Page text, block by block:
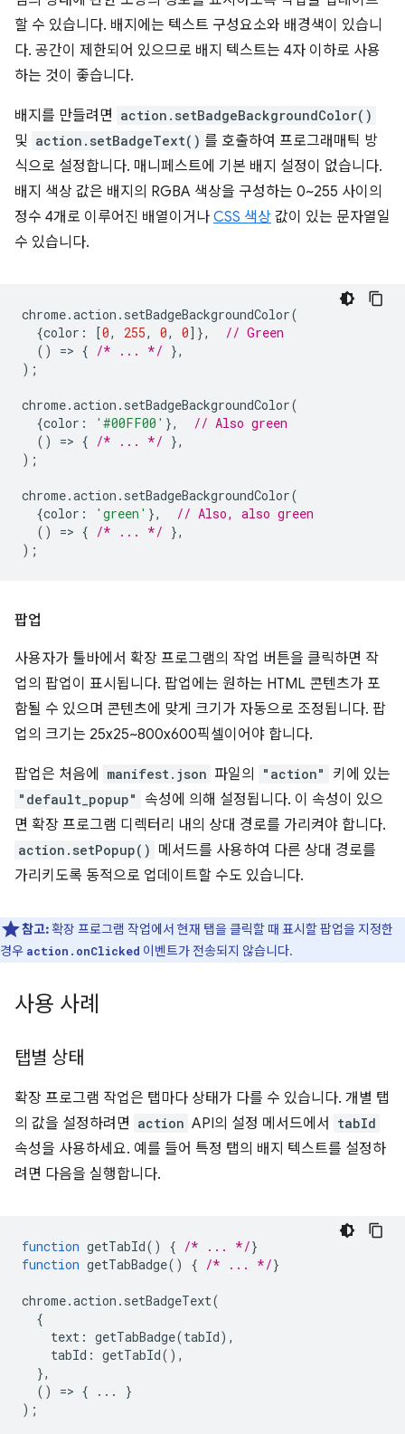
할 수 있습니다. 배지에는 텍스트 구성요소와 배경색이 있습니
다. 공간이 제한되어 있으므로 배지 텍스트는 4자 이하로 사용
하는 것이 좋습니다.
배지를 만들려면 action.setBadgeBackgroundColor()
및 action.setBadgeText() 를 호출하여 프로그래매틱 방
식으로 설정합니다. 매니페스트에 기본 배지 설정이 없습니다.
배지 색상 값은 배지의 RGBA 색상을 구성하는 0~255 사이의
정수 4개로 이루어진 배열이거나 CSS 색상 값이 있는 문자열일
수 있습니다.
chrome.action . setBadgeBackgroundColor(
{color : [0, 255, 0, 0]},
// Green
()
=> { /* ... */ },
);
chrome.action . setBadgeBackgroundColor(
{color : '#00FF00' },
// Also green
()
=> { /* ... */ },
);
chrome.action . setBadgeBackgroundColor(
{color : 'green' },
// Also, also green
()
=> { /* ... */ },
);
팝업
사용자가 툴바에서 확장 프로그램의 작업 버튼을 클릭하면 작
업의 팝업이 표시됩니다. 팝업에는 원하는 HTML 콘텐츠가 포
함될 수 있으며 콘텐츠에 맞게 크기가 자동으로 조정됩니다. 팝
업의 크기는 25x25~800x600픽셀이어야 합니다.
팝업은 처음에 manifest.json 파일의 "action" 키에 있는
"default_popup"
속성에 의해 설정됩니다. 이 속성이 있으
면 확장 프로그램 디렉터리 내의 상대 경로를 가리켜야 합니다.
action.setPopup() 메서드를 사용하여 다른 상대 경로를
가리키도록 동적으로 업데이트할 수도 있습니다.
참고:확장 프로그램 작업에서 현재 탭을 클릭할 때 표시할 팝업을 지정한
경우 action.onClicked 이벤트가 전송되지 않습니다.
사용 사례
탭별 상태
확장 프로그램 작업은 탭마다 상태가 다를 수 있습니다. 개별 탭
의 값을 설정하려면 action API의 설정 메서드에서 tabId
속성을 사용하세요. 예를 들어 특정 탭의 배지 텍스트를 설정하
려면 다음을 실행합니다.
function getTabId() { /* ... */}
function getTabBadge() { /* ... */}
chrome.action . setBadgeText(
{
text : getTabBadge(tabId),
tabId : getTabId(),
},
()
=> { ...
}
);